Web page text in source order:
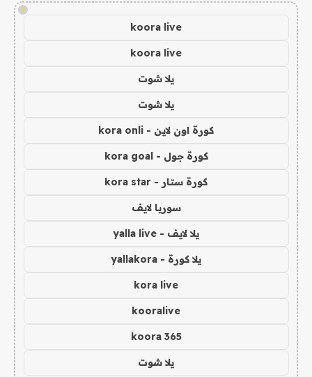
!
koora live
koora live
يلا شوت
يلا شوت
كورة اون لاين - kora onli
كورة جول - kora goal
كورة ستار - kora star
سوريا لايف
يلا لايف - yalla live
يلا كورة - yallakora
kora live
kooralive
koora 365
يلا شوت